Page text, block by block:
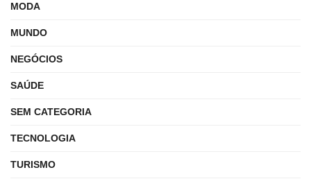
MODA
MUNDO
NEGÓCIOS
SAÚDE
SEM CATEGORIA
TECNOLOGIA
TURISMO